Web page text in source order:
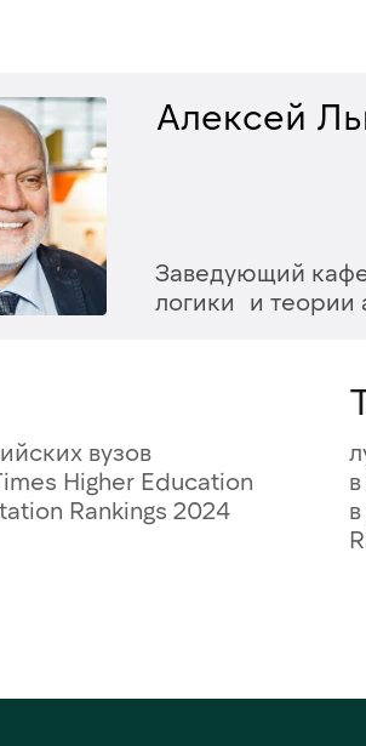
Алексей
Заведующий
логики и теории
вузов
Higher Education
Rankings 2024